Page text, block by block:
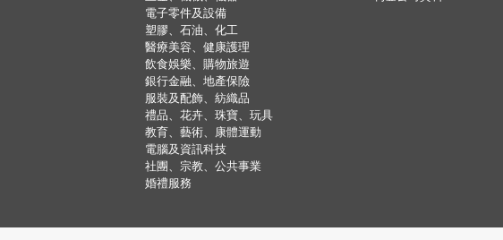
電子零件及設備
塑膠、石油、化工
醫療美容、健康護理
飲食娛樂、購物旅遊
銀行金融、地產保險
服裝及配飾、紡織品
禮品、花卉、珠寶、玩具
教育、藝術、康體運動
電腦及資訊科技
社團、宗教、公共事業
婚禮服務